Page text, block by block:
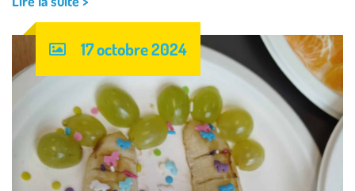
17 octobre 2024